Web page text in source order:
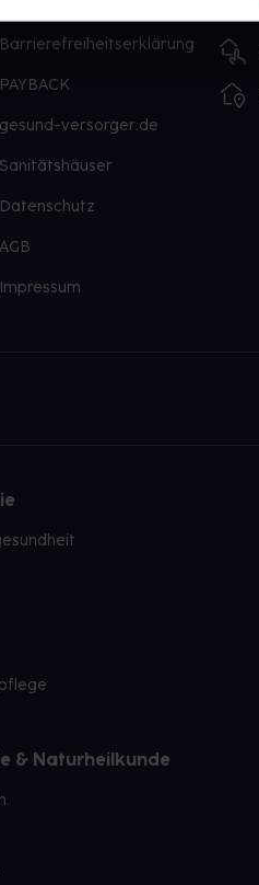
Barrierefreiheitserklärung
PAYBACK
gesund-versorger.de
Sanitätshäuser
Datenschutz
AGB
Impressum
& Naturheilkunde